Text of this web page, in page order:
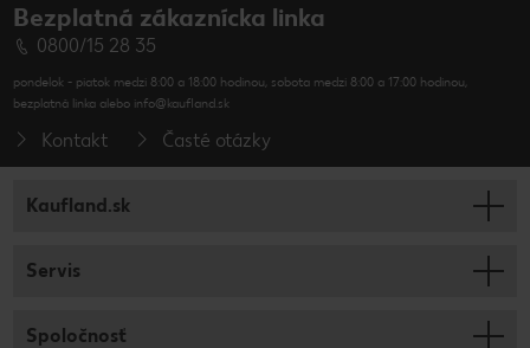
Bezplatná zákaznícka linka
0800/15 28 35
pondelok - piatok medzi 8:00 a 18:00 hodinou, sobota medzi 8:00 a 17:00 hodinou,
bezplatná linka alebo info@kaufland.sk
Kontakt Časté otázky
Kaufland.sk
Servis
Spoločnosť